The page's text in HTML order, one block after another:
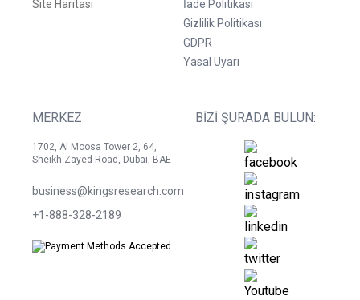
Site Haritası
İade Politikası
Gizlilik Politikası
GDPR
Yasal Uyarı
MERKEZ
1702, Al Moosa Tower 2, 64,
Sheikh Zayed Road, Dubai, BAE
business@kingsresearch.com
+1-888-328-2189
BIZI ŞURADA BULUN: